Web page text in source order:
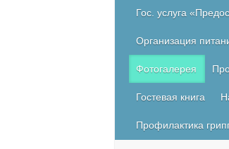
Гос. услуга
Организация
Фотогалерея
Гостевая книга
Профилактика